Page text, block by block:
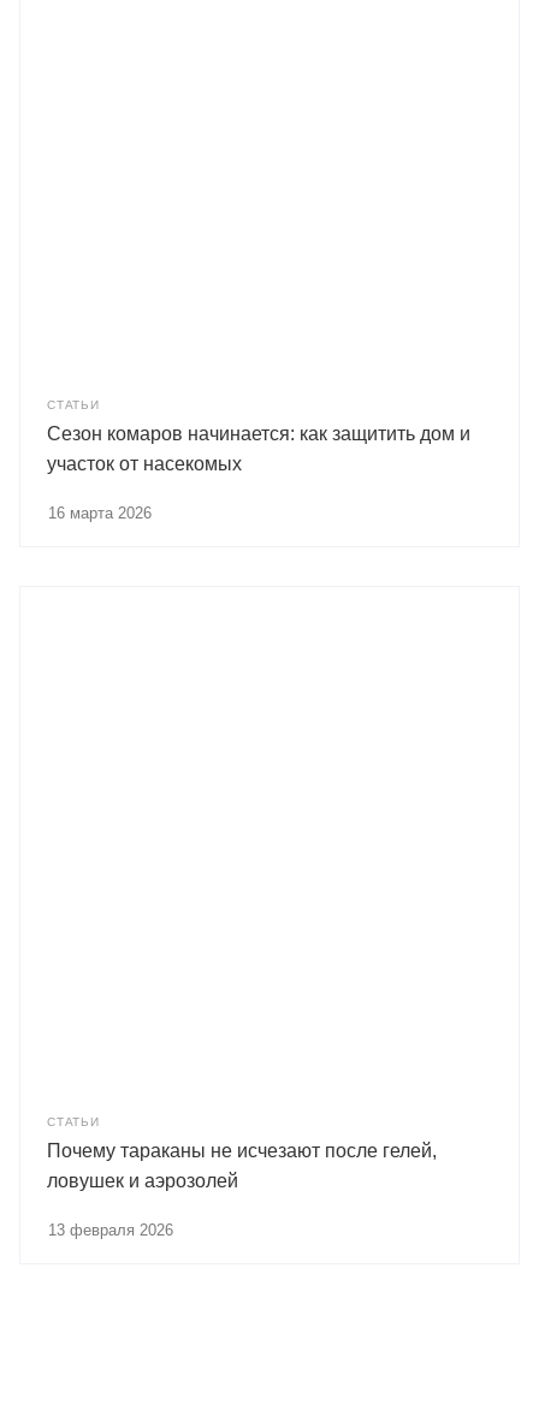
СТАТЬИ
Сезон комаров начинается: как защитить дом и
участок от насекомых
16 марта 2026
СТАТЬИ
Почему тараканы не исчезают после гелей,
ловушек и аэрозолей
13 февраля 2026